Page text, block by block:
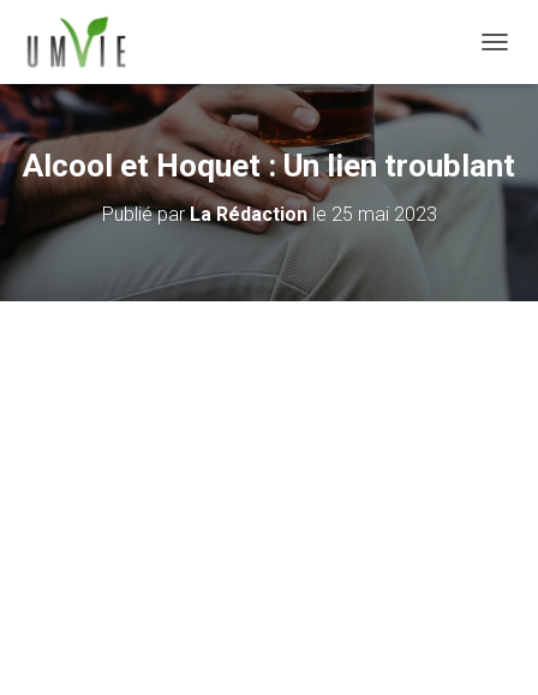
Alcool et Hoquet : Un lien troublant
Publié parLa Rédactionle 25 mai 2023